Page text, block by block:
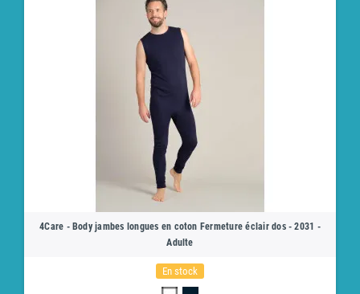
4Care - Body jambes longues en coton Fermeture éclair dos - 2031 -
Adulte
En stock